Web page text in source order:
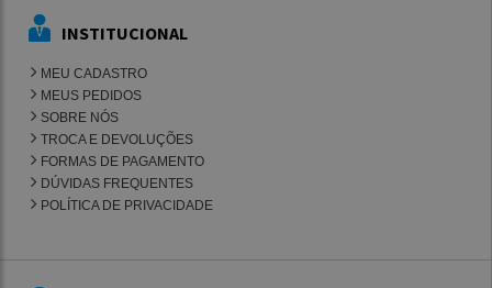
INSTITUCIONAL
MEU CADASTRO
MEUS PEDIDOS
SOBRE NÓS
TROCA E DEVOLUÇÕES
FORMAS DE PAGAMENTO
DÚVIDAS FREQUENTES
POLÍTICA DE PRIVACIDADE